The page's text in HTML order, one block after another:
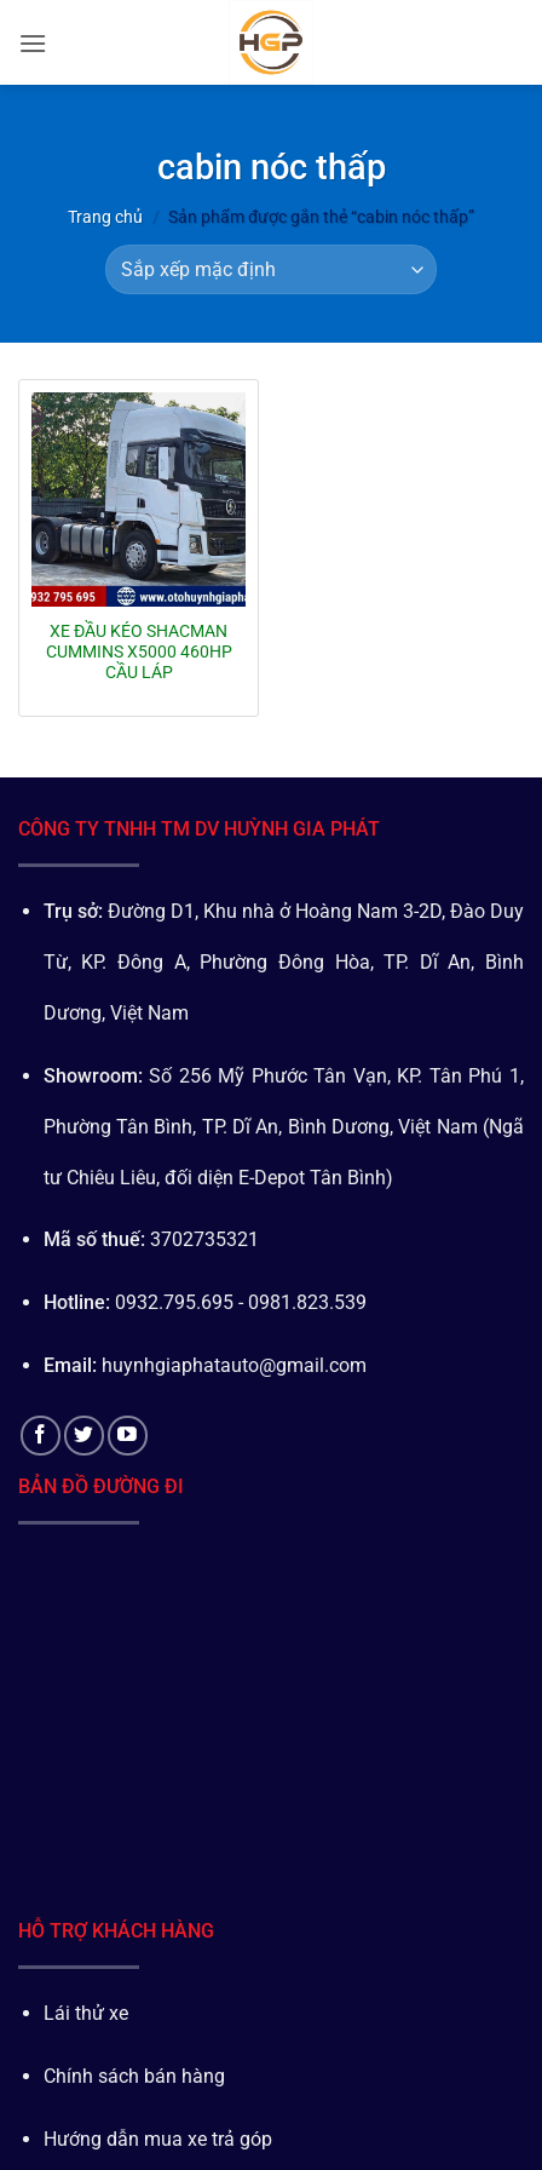
qua
cabin nóc thấp
Trang chủ / Sản phẩm được gắn thẻ “cabin nóc thấp”
XE ĐẦU KÉO SHACMAN
CUMMINS X5000 460HP
CẦU LÁP
CÔNG TY TNHH TM DV HUỲNH GIA PHÁT
Trụ sở: Đường D1, Khu nhà ở Hoàng Nam 3-2D, Đào Duy
Từ, KP. Đông A, Phường Đông Hòa, TP. Dĩ An, Bình
Dương, Việt Nam
Showroom: Số 256 Mỹ Phước Tân Vạn, KP. Tân Phú 1,
Phường Tân Bình, TP. Dĩ An, Bình Dương, Việt Nam (Ngã
tư Chiêu Liêu, đối diện E-Depot Tân Bình)
Mã số thuế: 3702735321
Hotline: 0932.795.695 - 0981.823.539
Email: huynhgiaphatauto@gmail.com
BẢN ĐỒ ĐƯỜNG ĐI
HỖ TRỢ KHÁCH HÀNG
Lái thử xe
Chính sách bán hàng
Hướng dẫn mua xe trả góp